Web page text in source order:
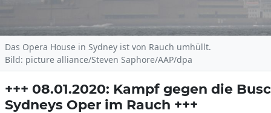
Das Opera House in Sydney ist von Rauch umhüllt.
Bild: picture alliance/Steven Saphore/AAP/dpa
+++ 08.01.2020: Kampf gegen die
Sydneys Oper im Rauch +++